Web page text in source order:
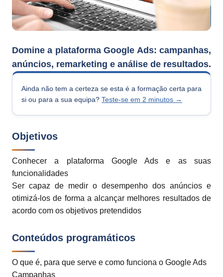
Domine a plataforma Google Ads: campanhas,
anúncios, remarketing e análise de resultados.
Ainda não tem a certeza se esta é a formação certa para
si ou para a sua equipa? Teste-se em 2 minutos →
Objetivos
Conhecer a plataforma Google Ads e as suas
funcionalidades
Ser capaz de medir o desempenho dos anúncios e
otimizá-los de forma a alcançar melhores resultados de
acordo com os objetivos pretendidos
Conteúdos programáticos
O que é, para que serve e como funciona o Google Ads
Campanhas